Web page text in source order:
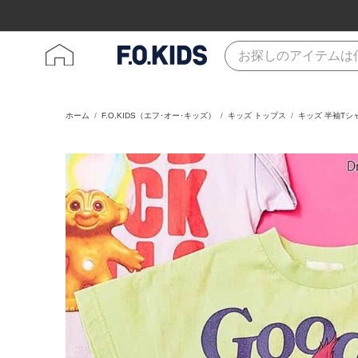
ホーム F.O.KIDS（エフ･オー･キッズ） キッズ トップス キッズ 半袖Tシ